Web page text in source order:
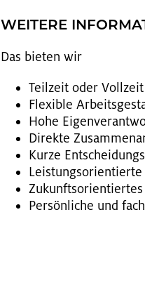
WEI­TE­RE
Das bie­ten wir
Teil­zeit oder Voll­zeit
Fle­xi­ble
Hohe
Di­rek­te
Kurze
Per­sön­li­che und